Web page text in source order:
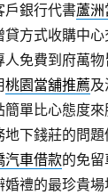
戶銀行代書蘆
貸方式收購中
人免費到府萬
桃園當舖推薦
簡單比心態度
地下錢莊的問
汽車借款的免
婚禮的最珍貴場